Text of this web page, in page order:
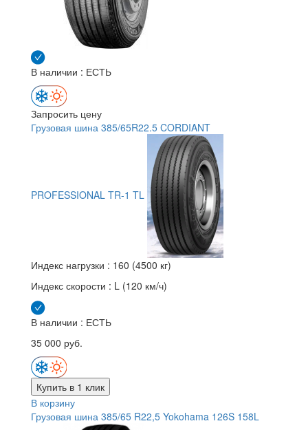
В наличии : ЕСТЬ
Запросить цену
Грузовая шина 385/65R22.5 CORDIANT
PROFESSIONAL TR-1 TL
Индекс нагрузки : 160 (4500 кг)
Индекс скорости : L (120 км/ч)
В наличии : ЕСТЬ
35 000 руб.
Купить в 1 клик
В корзину
Грузовая шина 385/65 R22,5 Yokohama 126S 158L